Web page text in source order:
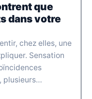
que
dans votre
chez elles, une
Sensation
plusieurs…